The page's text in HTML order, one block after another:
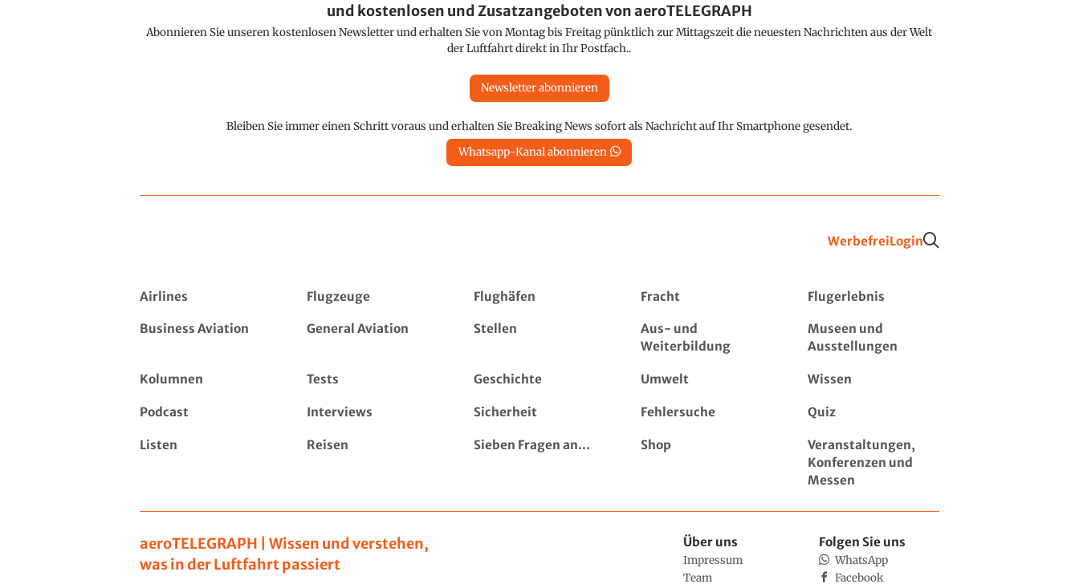
und kostenlosen und Zusatzangeboten von aeroTELEGRAPH
Abonnieren Sie unseren kostenlosen Newsletter und erhalten Sie von Montag bis Freitag pünktlich zur Mittagszeit die neuesten Nachrichten aus der Welt
der Luftfahrt direkt in Ihr Postfach..
Newsletter abonnieren
Bleiben Sie immer einen Schritt voraus und erhalten Sie Breaking News sofort als Nachricht auf Ihr Smartphone gesendet.
Whatsapp-Kanal abonnieren
WerbefreiLogin
Airlines Flugzeuge Flughäfen Fracht Flugerlebnis
Business Aviation General Aviation Stellen
Aus- und
Weiterbildung
Museen und
Ausstellungen
Kolumnen Tests Geschichte Umwelt Wissen
Podcast Interviews Sicherheit Fehlersuche Quiz
Listen Reisen Sieben Fragen an... Shop
Veranstaltungen,
Konferenzen und
Messen
aeroTELEGRAPH | Wissen und verstehen,
was in der Luftfahrt passiert
Über uns
Impressum
Team
Folgen Sie uns
WhatsApp
Facebook